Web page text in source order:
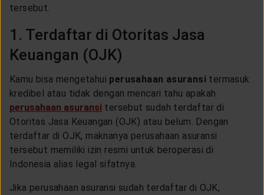
tersebut.
1. Terdaftar di Otoritas Jasa
Keuangan (OJK)
Kamu bisa mengetahui perusahaan asuransi termasuk
kredibel atau tidak dengan mencari tahu apakah
perusahaan asuransi tersebut sudah terdaftar di
Otoritas Jasa Keuangan (OJK) atau belum. Dengan
terdaftar di OJK, maknanya perusahaan asuransi
tersebut memiliki izin resmi untuk beroperasi di
Indonesia alias legal sifatnya.
Jika perusahaan asuransi sudah terdaftar di OJK,
EVENTS
KEAGENAN